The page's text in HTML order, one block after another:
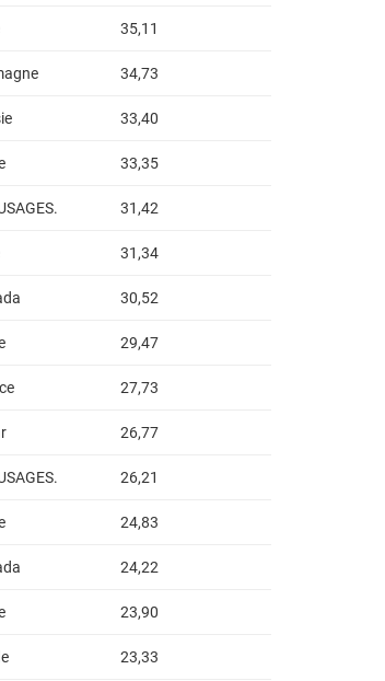
35,11
34,73
33,40
33,35
31,42
31,34
30,52
29,47
27,73
26,77
26,21
24,83
24,22
23,90
23,33